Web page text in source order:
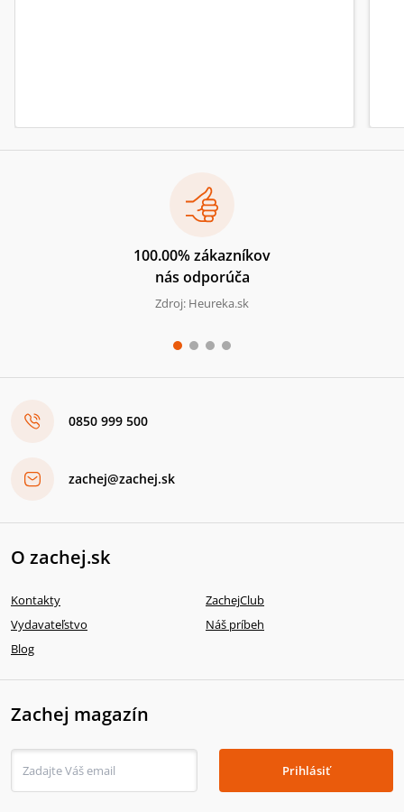
100.00% zákazníkov
nás odporúča
Zdroj: Heureka.sk
0850 999 500
zachej@zachej.sk
O zachej.sk
Kontakty
ZachejClub
Vydavateľstvo
Náš príbeh
Blog
Zachej magazín
Prihlásiť